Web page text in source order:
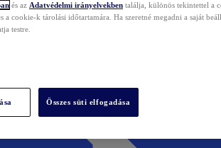
és az Adatvédelmi irányelvekben találja, különös tekintettel a
cookie-k tárolási időtartamára. Ha szeretné megadni a saját
testre.
Összes süti elfogadása